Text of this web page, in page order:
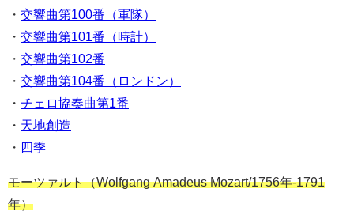
・ 交響曲第100番（軍隊）
・ 交響曲第101番（時計）
・ 交響曲第102番
・ 交響曲第104番（ロンドン）
・ チェロ協奏曲第1番
・ 天地創造
・ 四季
モーツァルト（Wolfgang Amadeus Mozart/1756年-1791
年）